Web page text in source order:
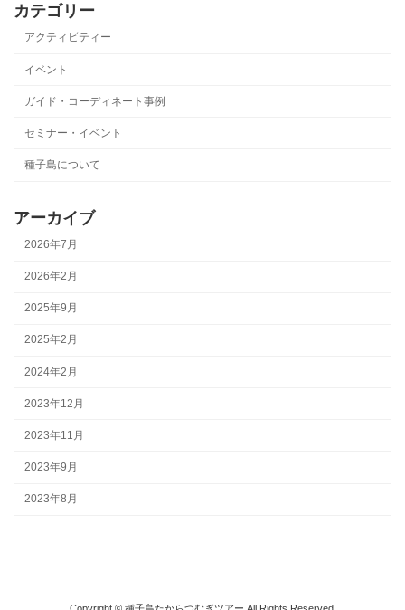
カテゴリー
アクティビティー
イベント
ガイド・コーディネート事例
セミナー・イベント
種子島について
アーカイブ
2026年7月
2026年2月
2025年9月
2025年2月
2024年2月
2023年12月
2023年11月
2023年9月
2023年8月